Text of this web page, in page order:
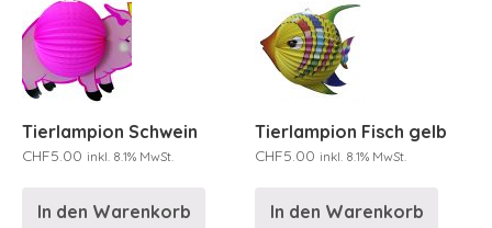
Tierlampion Schwein
CHF5.00 inkl. 8.1% MwSt.
In den Warenkorb
Tierlampion Fisch gelb
CHF5.00 inkl. 8.1% MwSt.
In den Warenkorb